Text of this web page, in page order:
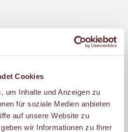
Cookies
um Inhalte und Anzeigen zu
für soziale Medien anbieten
auf unsere Website zu
wir Informationen zu Ihrer
sind immer ein Genuss.
aus
vom Croissant
und den
Belägen vom Ei bis